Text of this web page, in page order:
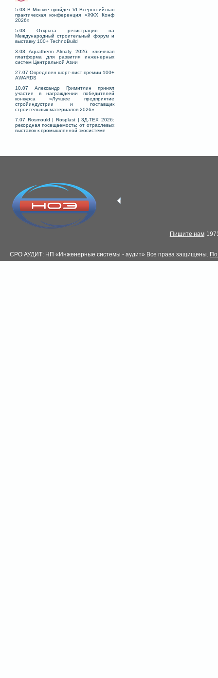
5.08 В Москве пройдёт VI Всероссийская
практическая конференция «ЖКХ Конф
2026»
5.08 Открыта регистрация на
Международный строительный форум и
выставку 100+ TechnoBuild
3.08 Aquatherm Almaty 2026: ключевая
платформа для развития инженерных
систем Центральной Азии
27.07 Определен шорт-лист премии 100+
AWARDS
10.07 Александр Гримитлин принял
участие в награждении победителей
конкурса «Лучшее предприятие
стройиндустрии и поставщик
строительных материалов 2026»
7.07 Rosmould | Rosplast | 3Д-ТЕХ 2026:
рекордная посещаемость; от отраслевых
выставок к промышленной экосистеме
СРО АУДИТ: НП «Инженерные системы - аудит» Все права защищены.
Пишите нам